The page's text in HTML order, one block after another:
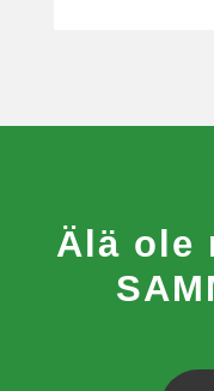
Älä ole